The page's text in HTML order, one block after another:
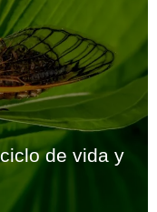
de vida y